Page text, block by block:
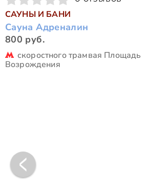
САУНЫ И БАНИ
Сауна Адреналин
800 руб.
скоростного трамвая Площадь
Возрождения